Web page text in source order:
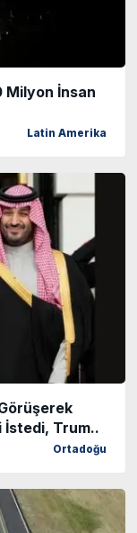
Milyon İnsan
Latin Amerika
İstedi, Trum..
Ortadoğu